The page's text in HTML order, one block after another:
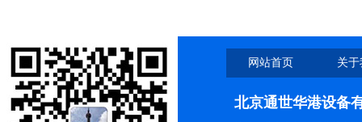
网站首页 关
北京通世华港设备